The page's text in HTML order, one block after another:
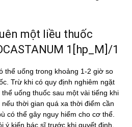
một liều thuốc
1[hp_M]/1
thể uống trong khoảng 1-2 giờ so
Trừ khi có quy định nghiêm ngặt
uống thuốc sau một vài tiếng khi
thời gian quá xa thời điểm cần
có thể gây nguy hiểm cho cơ thể.
ý kiến bác sĩ trước khi quyết định.